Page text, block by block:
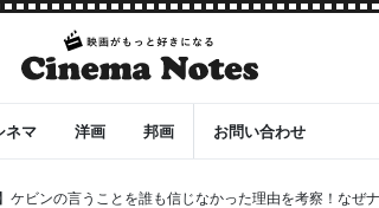
ネマ 洋画 邦画 お問い合わせ
ケビンの言うことを誰も信じなかった理由を考察！なぜ